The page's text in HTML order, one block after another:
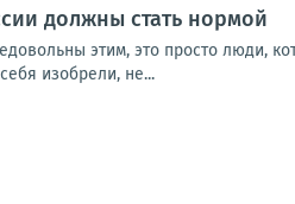
должны стать нормой
этим, это просто люди,
изобрели, не...